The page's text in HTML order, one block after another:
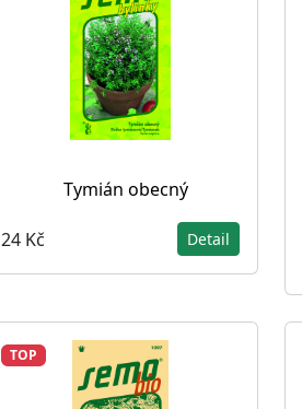
Tymián obecný
24 Kč Detail
TOP